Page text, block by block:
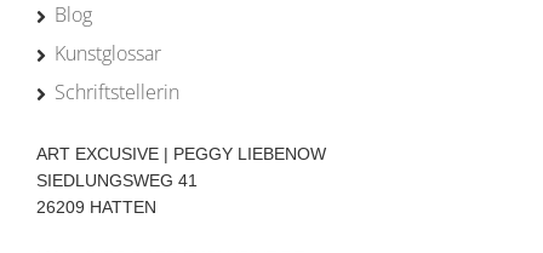
Blog
Kunstglossar
Schriftstellerin
ART EXCUSIVE | PEGGY LIEBENOW
SIEDLUNGSWEG 41
26209 HATTEN